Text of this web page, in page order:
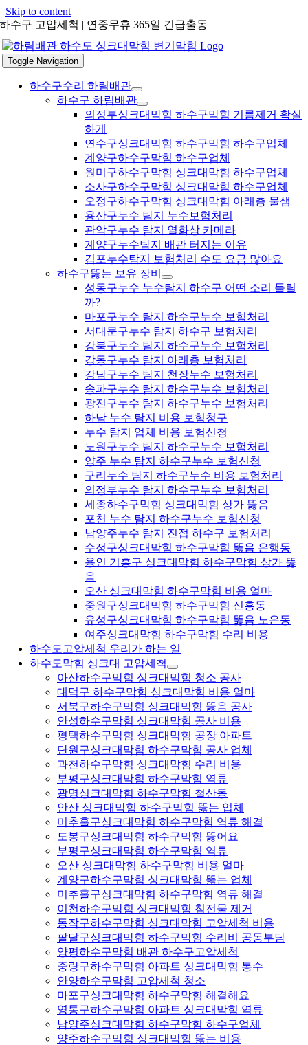
Skip to content
하수구 고압세척 | 연중무휴 365일 긴급출동
Toggle Navigation
하수구수리 하림배관
하수구 하림배관
의정부싱크대막힘 하수구막힘 기름제거 확실
하게
연수구싱크대막힘 하수구막힘 하수구업체
계양구하수구막힘 하수구업체
원미구하수구막힘 싱크대막힘 하수구업체
소사구하수구막힘 싱크대막힘 하수구업체
오정구하수구막힘 싱크대막힘 아래층 물샘
용산구누수 탐지 누수보험처리
관악구누수 탐지 열화상 카메라
계양구누수탐지 배관 터지는 이유
김포누수탐지 보험처리 수도 요금 많아요
하수구뚫는 보유 장비
성동구누수 누수탐지 하수구 어떤 소리 들릴
까?
마포구누수 탐지 하수구누수 보험처리
서대문구누수 탐지 하수구 보험처리
강북구누수 탐지 하수구누수 보험처리
강동구누수 탐지 아래층 보험처리
강남구누수 탐지 천장누수 보험처리
송파구누수 탐지 하수구누수 보험처리
광진구누수 탐지 하수구누수 보험처리
하남 누수 탐지 비용 보험청구
누수 탐지 업체 비용 보험신청
노원구누수 탐지 하수구누수 보험처리
양주 누수 탐지 하수구누수 보험신청
구리누수 탐지 하수구누수 비용 보험처리
의정부누수 탐지 하수구누수 보험처리
세종하수구막힘 싱크대막힘 상가 뚫음
포천 누수 탐지 하수구누수 보험신청
남양주누수 탐지 진접 하수구 보험처리
수정구싱크대막힘 하수구막힘 뚫음 은행동
용인 기흥구 싱크대막힘 하수구막힘 상가 뚫
음
오산 싱크대막힘 하수구막힘 비용 얼마
중원구싱크대막힘 하수구막힘 신흥동
유성구싱크대막힘 하수구막힘 뚫음 노은동
여주싱크대막힘 하수구막힘 수리 비용
하수도고압세척 우리가 하는 일
하수도막힘 싱크대 고압세척
아산하수구막힘 싱크대막힘 청소 공사
대덕구 하수구막힘 싱크대막힘 비용 얼마
서북구하수구막힘 싱크대막힘 뚫음 공사
안성하수구막힘 싱크대막힘 공사 비용
평택하수구막힘 싱크대막힘 공장 아파트
단원구싱크대막힘 하수구막힘 공사 업체
과천하수구막힘 싱크대막힘 수리 비용
부평구싱크대막힘 하수구막힘 역류
광명싱크대막힘 하수구막힘 철산동
안산 싱크대막힘 하수구막힘 뚫는 업체
미추홀구싱크대막힘 하수구막힘 역류 해결
도봉구싱크대막힘 하수구막힘 뚫어요
부평구싱크대막힘 하수구막힘 역류
오산 싱크대막힘 하수구막힘 비용 얼마
계양구하수구막힘 싱크대막힘 뚫는 업체
미추홀구싱크대막힘 하수구막힘 역류 해결
이천하수구막힘 싱크대막힘 침전물 제거
동작구하수구막힘 싱크대막힘 고압세척 비용
팔달구싱크대막힘 하수구막힘 수리비 공동부담
양평하수구막힘 배관 하수구고압세척
중랑구하수구막힘 아파트 싱크대막힘 통수
안양하수구막힘 고압세척 청소
마포구싱크대막힘 하수구막힘 해결해요
영통구하수구막힘 아파트 싱크대막힘 역류
남양주싱크대막힘 하수구막힘 하수구업체
양주하수구막힘 싱크대막힘 뚫는 비용